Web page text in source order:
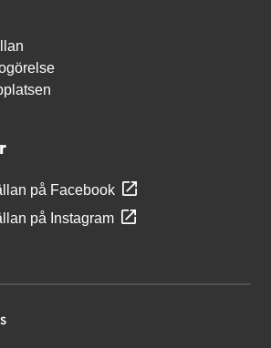
på Facebook
på Instagram